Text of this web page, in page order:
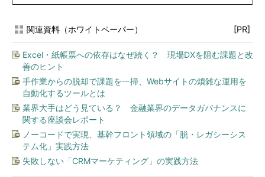
関連資料（ホワイトペーパー） [PR]
Excel・紙帳票への依存はなぜ続く？ 現場DXを阻む課題と改
善のヒント
手作業からの脱却で課題を一掃、Webサイトの煩雑な運用を
自動化するツールとは
業界大手はどう見ている？ 金融業界のデータガバナンスに
関する座談会レポート
ノーコードで実現、基幹フロント領域の「脱・レガシーシス
テム化」実践方法
失敗しない「CRMマーケティング」の実践方法